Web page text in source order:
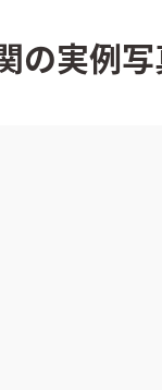
の実例写